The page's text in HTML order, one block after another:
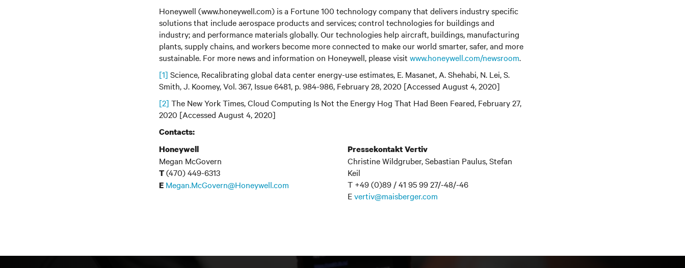
Honeywell (www.honeywell.com) is a Fortune 100 technology company that delivers industry specific
solutions that include aerospace products and services; control technologies for buildings and
industry; and performance materials globally. Our technologies help aircraft, buildings, manufacturing
plants, supply chains, and workers become more connected to make our world smarter, safer, and more
sustainable. For more news and information on Honeywell, please visit www.honeywell.com/newsroom.
[1] Science, Recalibrating global data center energy-use estimates, E. Masanet, A. Shehabi, N. Lei, S.
Smith, J. Koomey, Vol. 367, Issue 6481, p. 984-986, February 28, 2020 [Accessed August 4, 2020]
[2] The New York Times, Cloud Computing Is Not the Energy Hog That Had Been Feared, February 27,
2020 [Accessed August 4, 2020]
Contacts:
Honeywell
Megan McGovern
T(470) 449-6313
E Megan.McGovern@Honeywell.com
Pressekontakt Vertiv
Christine Wildgruber, Sebastian Paulus, Stefan
Keil
T +49 (0)89 / 41 95 99 27/-48/-46
Evertiv@maisberger.com